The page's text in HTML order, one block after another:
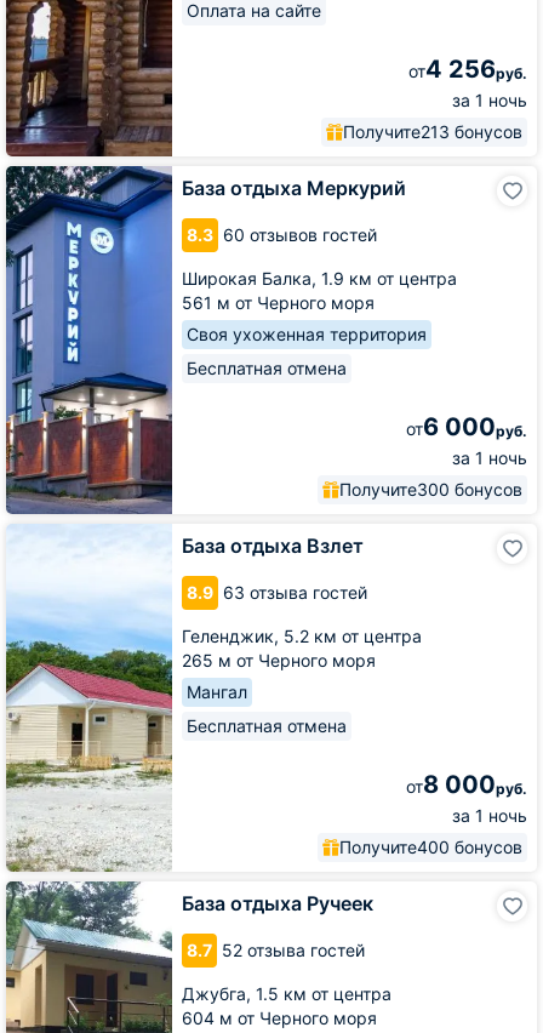
Оплата на сайте
от4 256руб.
за 1 ночь
Получите213 бонусов
База отдыха Меркурий
8.3 60 отзывов гостей
Широкая Балка, 1.9 км от центра
561 м от Черного моря
Своя ухоженная территория
Бесплатная отмена
от6 000руб.
за 1 ночь
Получите300 бонусов
База
отдыха
Меркурий
База отдыха Взлет
8.9 63 отзыва гостей
Геленджик, 5.2 км от центра
265 м от Черного моря
Мангал
Бесплатная отмена
от8 000руб.
за 1 ночь
Получите400 бонусов
База отдыха Ручеек
8.7 52 отзыва гостей
Джубга, 1.5 км от центра
604 м от Черного моря
База
отдыха
Ручеек